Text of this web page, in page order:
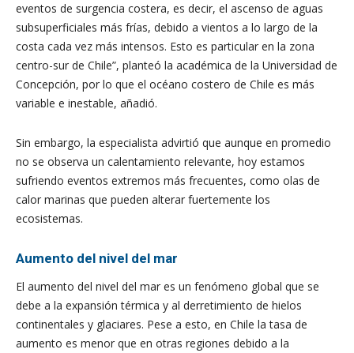
eventos de surgencia costera, es decir, el ascenso de aguas
subsuperficiales más frías, debido a vientos a lo largo de la
costa cada vez más intensos. Esto es particular en la zona
centro-sur de Chile”, planteó la académica de la Universidad de
Concepción, por lo que el océano costero de Chile es más
variable e inestable, añadió.
Sin embargo, la especialista advirtió que aunque en promedio
no se observa un calentamiento relevante, hoy estamos
sufriendo eventos extremos más frecuentes, como olas de
calor marinas que pueden alterar fuertemente los
ecosistemas.
Aumento del nivel del mar
El aumento del nivel del mar es un fenómeno global que se
debe a la expansión térmica y al derretimiento de hielos
continentales y glaciares. Pese a esto, en Chile la tasa de
aumento es menor que en otras regiones debido a la